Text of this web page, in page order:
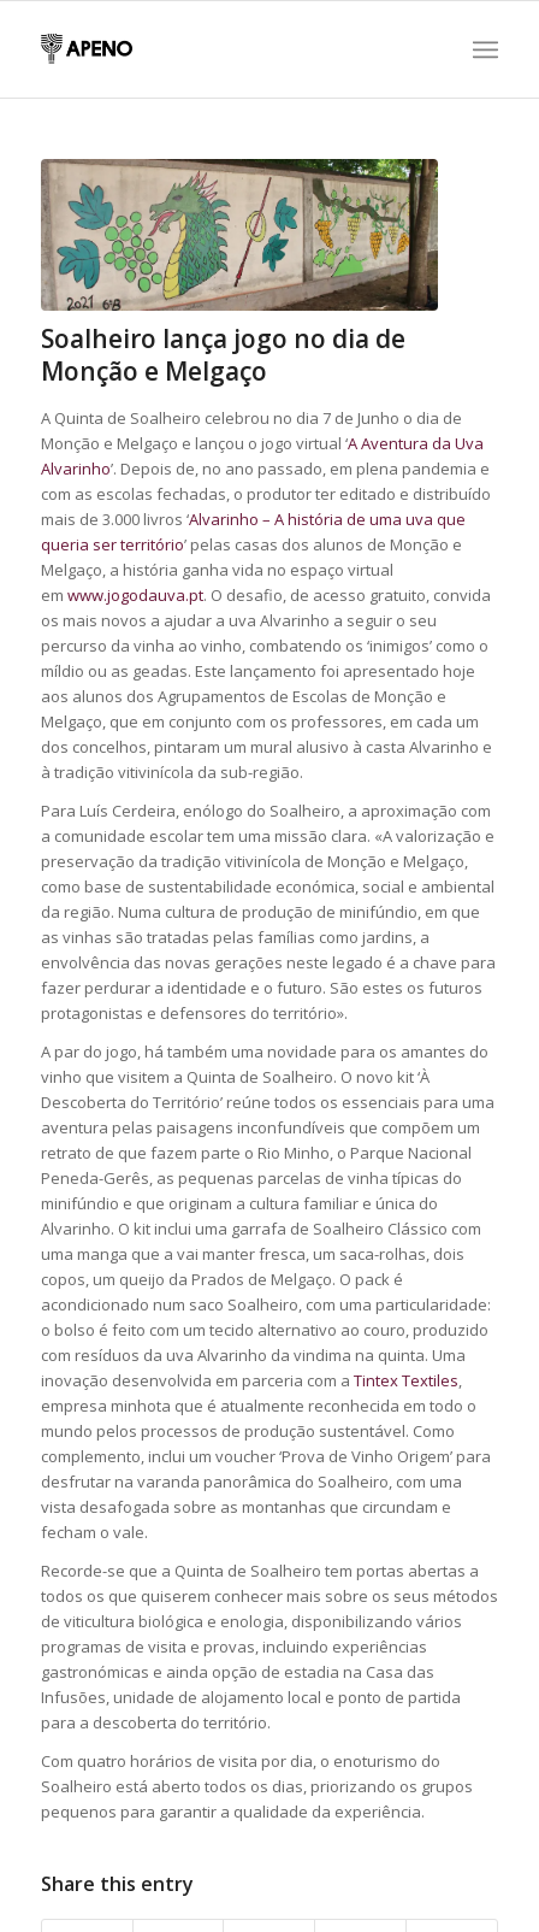
Soalheiro lança jogo no dia de
Monção e Melgaço
A Quinta de Soalheiro celebrou no dia 7 de Junho o dia de
Monção e Melgaço e lançou o jogo virtual ‘A Aventura da Uva
Alvarinho’. Depois de, no ano passado, em plena pandemia e
com as escolas fechadas, o produtor ter editado e distribuído
mais de 3.000 livros ‘Alvarinho – A história de uma uva que
queria ser território’ pelas casas dos alunos de Monção e
Melgaço, a história ganha vida no espaço virtual
em www.jogodauva.pt. O desafio, de acesso gratuito, convida
os mais novos a ajudar a uva Alvarinho a seguir o seu
percurso da vinha ao vinho, combatendo os ‘inimigos’ como o
míldio ou as geadas. Este lançamento foi apresentado hoje
aos alunos dos Agrupamentos de Escolas de Monção e
Melgaço, que em conjunto com os professores, em cada um
dos concelhos, pintaram um mural alusivo à casta Alvarinho e
à tradição vitivinícola da sub-região.
Para Luís Cerdeira, enólogo do Soalheiro, a aproximação com
a comunidade escolar tem uma missão clara. «A valorização e
preservação da tradição vitivinícola de Monção e Melgaço,
como base de sustentabilidade económica, social e ambiental
da região. Numa cultura de produção de minifúndio, em que
as vinhas são tratadas pelas famílias como jardins, a
envolvência das novas gerações neste legado é a chave para
fazer perdurar a identidade e o futuro. São estes os futuros
protagonistas e defensores do território».
A par do jogo, há também uma novidade para os amantes do
vinho que visitem a Quinta de Soalheiro. O novo kit ‘À
Descoberta do Território’ reúne todos os essenciais para uma
aventura pelas paisagens inconfundíveis que compõem um
retrato de que fazem parte o Rio Minho, o Parque Nacional
Peneda-Gerês, as pequenas parcelas de vinha típicas do
minifúndio e que originam a cultura familiar e única do
Alvarinho. O kit inclui uma garrafa de Soalheiro Clássico com
uma manga que a vai manter fresca, um saca-rolhas, dois
copos, um queijo da Prados de Melgaço. O pack é
acondicionado num saco Soalheiro, com uma particularidade:
o bolso é feito com um tecido alternativo ao couro, produzido
com resíduos da uva Alvarinho da vindima na quinta. Uma
inovação desenvolvida em parceria com a Tintex Textiles,
empresa minhota que é atualmente reconhecida em todo o
mundo pelos processos de produção sustentável. Como
complemento, inclui um voucher ‘Prova de Vinho Origem’ para
desfrutar na varanda panorâmica do Soalheiro, com uma
vista desafogada sobre as montanhas que circundam e
fecham o vale.
Recorde-se que a Quinta de Soalheiro tem portas abertas a
todos os que quiserem conhecer mais sobre os seus métodos
de viticultura biológica e enologia, disponibilizando vários
programas de visita e provas, incluindo experiências
gastronómicas e ainda opção de estadia na Casa das
Infusões, unidade de alojamento local e ponto de partida
para a descoberta do território.
Com quatro horários de visita por dia, o enoturismo do
Soalheiro está aberto todos os dias, priorizando os grupos
pequenos para garantir a qualidade da experiência.
Share this entry